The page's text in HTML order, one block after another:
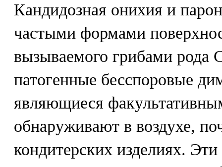
Кандидозная онихия и
частыми формами
вызываемого грибами рода
патогенные бесспоровые
являющиеся
обнаруживают в воздухе,
кондитерских изделиях.